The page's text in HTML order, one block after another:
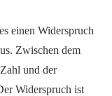
einen Widerspruch
Zwischen dem
und der
Widerspruch ist